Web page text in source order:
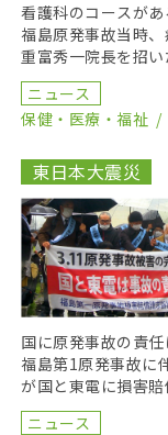
看護科のコースが
福島原発事故当時
重富秀一院長を招
会だったが、看護
ニュース
保健・医療・福祉
東日本大震災
国に原発事故の責
福島第1原発事故に
が国と東電に損害
日、住民と国の双
ニュース